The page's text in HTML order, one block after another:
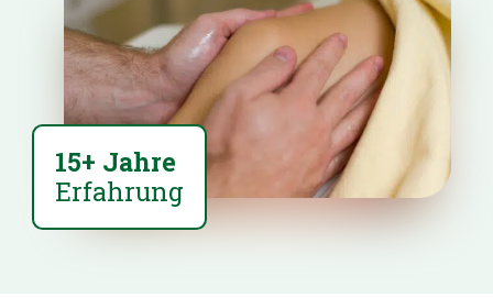
15+ Jahre
Erfahrung